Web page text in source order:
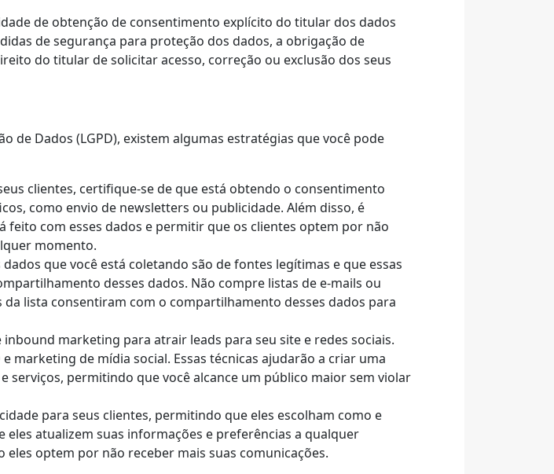
de obtenção de consentimento explícito do titular dos dados
de segurança para proteção dos dados, a obrigação de
do titular de solicitar acesso, correção ou exclusão dos seus
de Dados (LGPD), existem algumas estratégias que você pode
clientes, certifique-se de que está obtendo o consentimento
como envio de newsletters ou publicidade. Além disso, é
com esses dados e permitir que os clientes optem por não
momento.
que você está coletando são de fontes legítimas e que essas
desses dados. Não compre listas de e-mails ou
lista consentiram com o compartilhamento desses dados para
marketing para atrair leads para seu site e redes sociais.
marketing de mídia social. Essas técnicas ajudarão a criar uma
serviços, permitindo que você alcance um público maior sem violar
para seus clientes, permitindo que eles escolham como e
atualizem suas informações e preferências a qualquer
optem por não receber mais suas comunicações.